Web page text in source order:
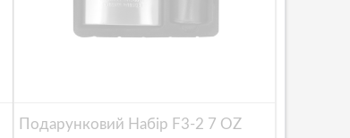
Подарунковий Набір F3-2 7 OZ